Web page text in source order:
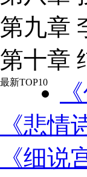
第九章
第十章
最新TOP10
《悲情
《细